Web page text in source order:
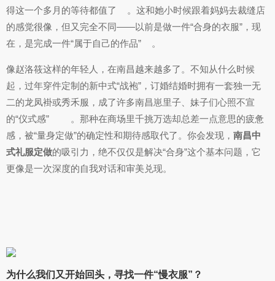
得这一个多月的等待都值了
。这和她小时候跟着妈妈去裁缝店
的感觉很像，但又完全不同——以前是做一件“合身的衣服”，现
在，是完成一件“属于自己的作品”
。
像赵洛筱这样的年轻人，在南昌越来越多了。不知从什么时候
起，过年穿件定制的新中式“战袍”，订婚结婚时拥有一套独一无
二的龙凤褂或秀禾服，成了许多南昌崽里子、妹子们心照不宣
的“仪式感”
。那种在商场里千挑万选却总差一点意思的疲惫
感，被“量身定做”的确定性和期待感取代了。你会发现， 南昌中
式礼服定做的吸引力，绝不仅仅是解决“合身”这个基本问题，它
更像是一次深度的自我对话和审美兑现。
为什么我们又开始回头，寻找一件“慢衣服”？